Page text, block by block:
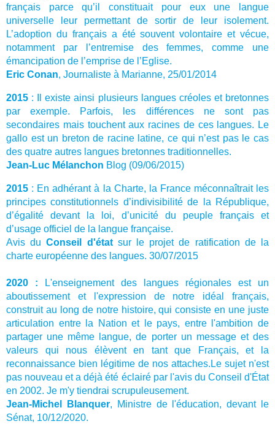
français parce qu’il constituait pour eux une langue
universelle leur permettant de sortir de leur isolement.
L’adoption du français a été souvent volontaire et vécue,
notamment par l’entremise des femmes, comme une
émancipation de l’emprise de l’Eglise.
Eric Conan, Journaliste à Marianne, 25/01/2014
2015 : Il existe ainsi plusieurs langues créoles et bretonnes
par exemple. Parfois, les différences ne sont pas
secondaires mais touchent aux racines de ces langues. Le
gallo est un breton de racine latine, ce qui n’est pas le cas
des quatre autres langues bretonnes traditionnelles.
Jean-Luc Mélanchon Blog (09/06/2015)
2015 : En adhérant à la Charte, la France méconnaîtrait les
principes constitutionnels d’indivisibilité de la République,
d’égalité devant la loi, d’unicité du peuple français et
d’usage officiel de la langue française.
Avis duConseil d'étatsur le projet de ratification de la
charte européenne des langues. 30/07/2015
2020 :
L'enseignement des langues régionales est un
aboutissement et l'expression de notre idéal français,
construit au long de notre histoire, qui consiste en une juste
articulation entre la Nation et le pays, entre l'ambition de
partager une même langue, de porter un message et des
valeurs qui nous élèvent en tant que Français, et la
reconnaissance bien légitime de nos attaches.Le sujet n'est
pas nouveau et a déjà été éclairé par l'avis du Conseil d'État
en 2002. Je m'y tiendrai scrupuleusement.
Jean-Michel Blanquer, Ministre de l'éducation, devant le
Sénat, 10/12/2020.